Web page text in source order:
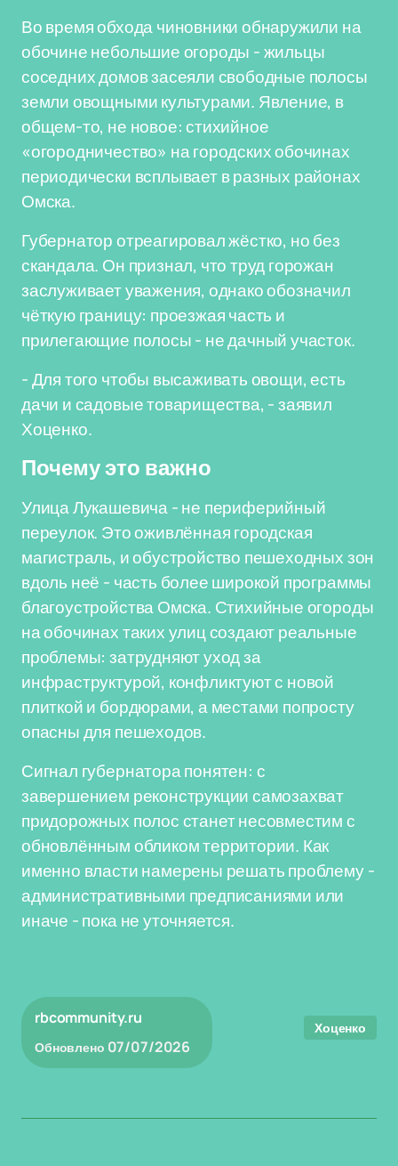
Во время обхода чиновники обнаружили на
обочине небольшие огороды - жильцы
соседних домов засеяли свободные полосы
земли овощными культурами. Явление, в
общем-то, не новое: стихийное
«огородничество» на городских обочинах
периодически всплывает в разных районах
Омска.
Губернатор отреагировал жёстко, но без
скандала. Он признал, что труд горожан
заслуживает уважения, однако обозначил
чёткую границу: проезжая часть и
прилегающие полосы - не дачный участок.
- Для того чтобы высаживать овощи, есть
дачи и садовые товарищества, - заявил
Хоценко.
Почему это важно
Улица Лукашевича - не периферийный
переулок. Это оживлённая городская
магистраль, и обустройство пешеходных зон
вдоль неё - часть более широкой программы
благоустройства Омска. Стихийные огороды
на обочинах таких улиц создают реальные
проблемы: затрудняют уход за
инфраструктурой, конфликтуют с новой
плиткой и бордюрами, а местами попросту
опасны для пешеходов.
Сигнал губернатора понятен: с
завершением реконструкции самозахват
придорожных полос станет несовместим с
обновлённым обликом территории. Как
именно власти намерены решать проблему -
административными предписаниями или
иначе - пока не уточняется.
rbcommunity.ru
Обновлено 07/07/2026
Хоценко